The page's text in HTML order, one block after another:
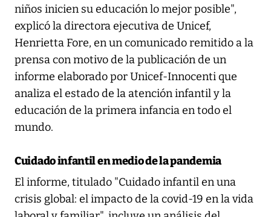
niños inicien su educación lo mejor posible",
explicó la directora ejecutiva de Unicef,
Henrietta Fore, en un comunicado remitido a la
prensa con motivo de la publicación de un
informe elaborado por Unicef-Innocenti que
analiza el estado de la atención infantil y la
educación de la primera infancia en todo el
mundo.
Cuidado infantil en medio de la pandemia
El informe, titulado "Cuidado infantil en una
crisis global: el impacto de la covid-19 en la vida